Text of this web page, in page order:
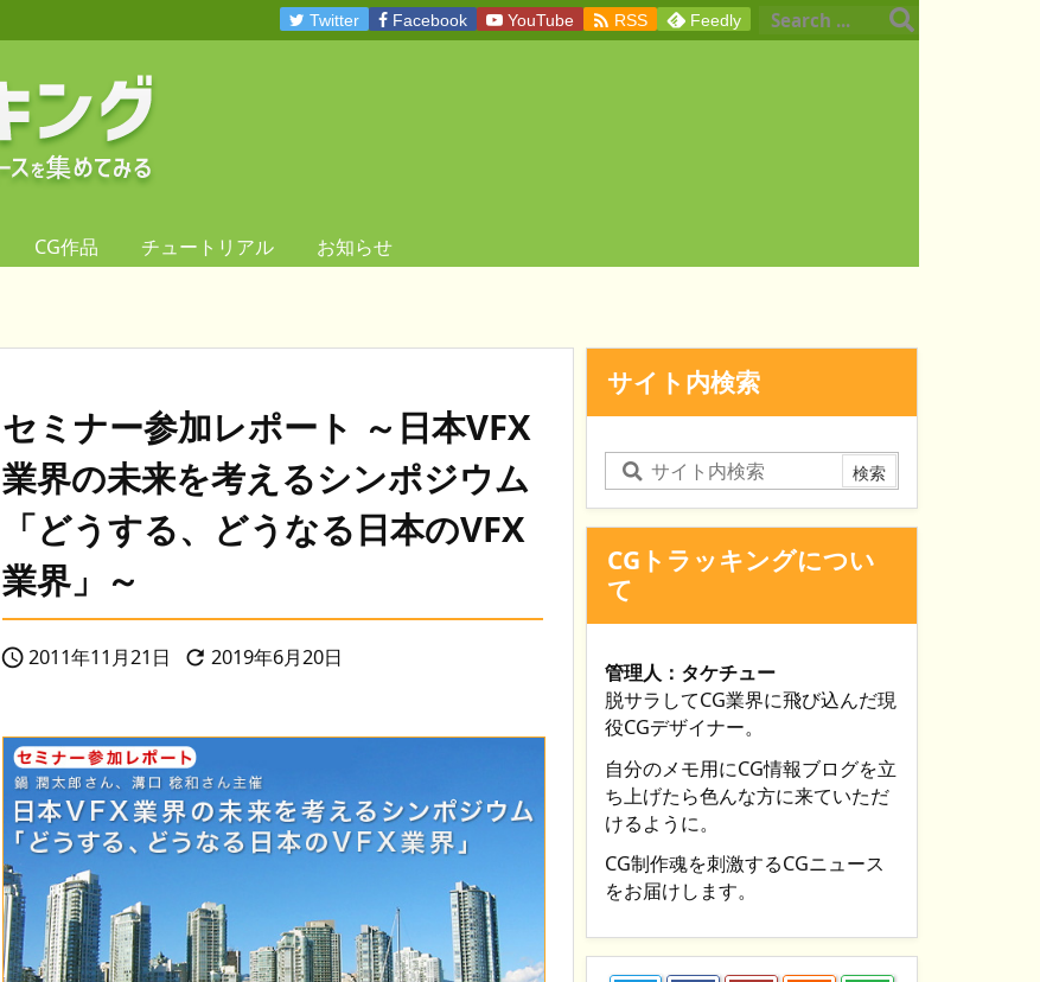
CG作品 チュートリアル お知らせ
Twitter Facebook YouTube  RSS Feedly
セミナー参加レポート ～日本VFX
業界の未来を考えるシンポジウム
「どうする、どうなる日本のVFX
業界」～
2011年11月21日  2019年6月20日
サイト内検索
CGトラッキングについ
て
管理人：タケチュー
脱サラしてCG業界に飛び込んだ現
役CGデザイナー。
自分のメモ用にCG情報ブログを立
ち上げたら色んな方に来ていただ
けるように。
CG制作魂を刺激するCGニュース
をお届けします。